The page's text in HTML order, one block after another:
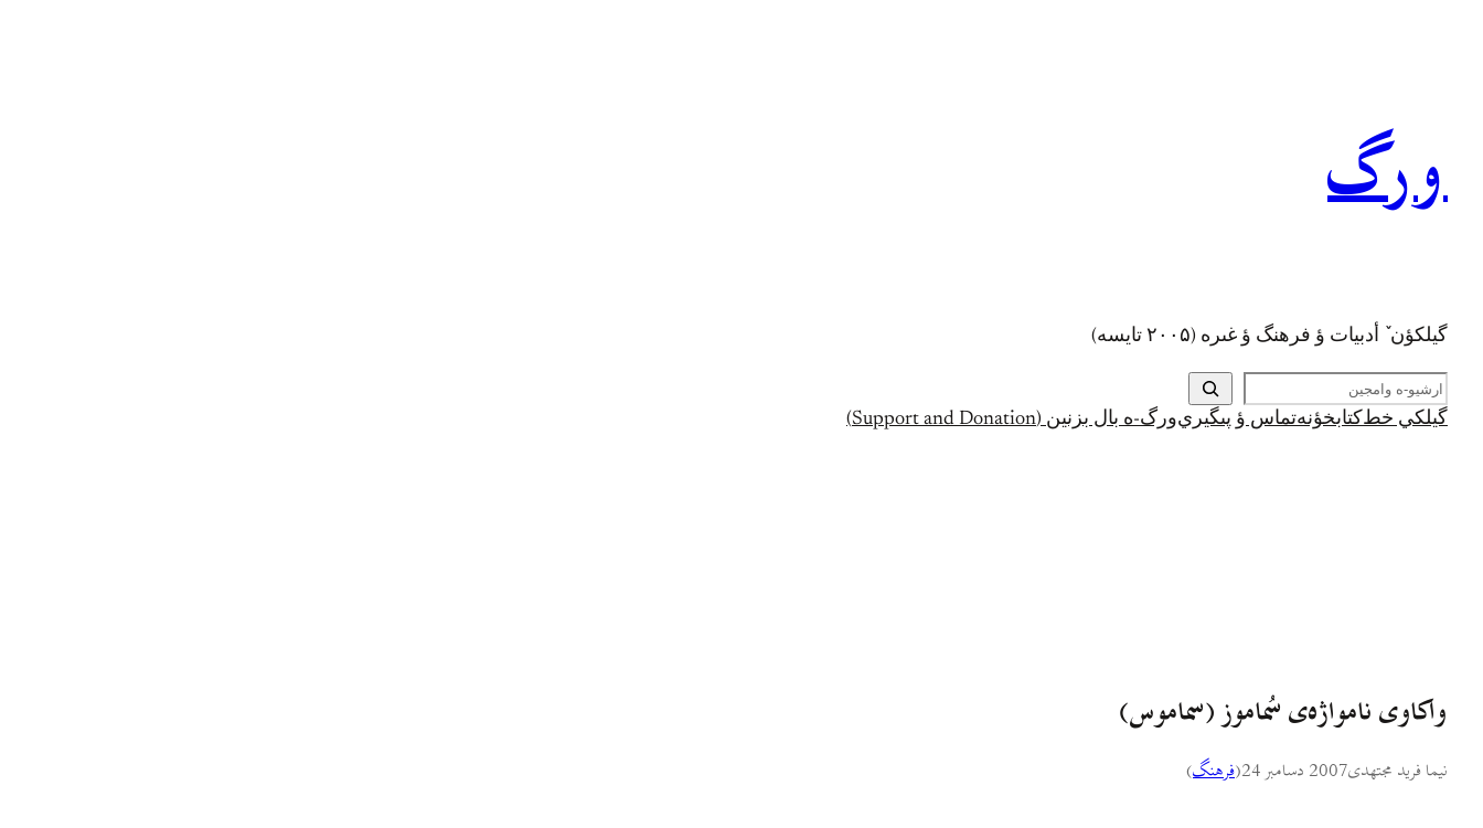
ورگ
گيلکؤن ٚ أدبیات ؤ فرهنگ ؤ غىره (۲۰۰۵ تايسه)
ج
س
تگيلکي خط کتابخؤنهتماس ؤ پىگيريورگ-ه بال بزنين (Support and Donation)
واکاوی نامواژه‌ی سُماموز (سماموس)
نیما فرید مجتهدی2007 دسامبر 24 (فرهنگ)